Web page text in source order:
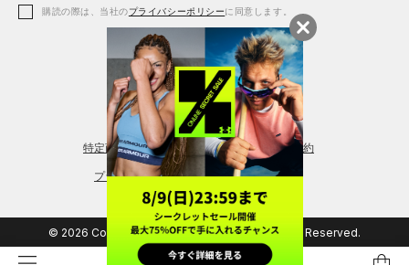
アクセサリー
レギンス＆タイツ
シューズ
購読の際は、当社のプライバシーポリシーに同意します。
特定商取引法に基づく通販の表記 会員規約
プライバシーポリシー
© 2026 Copyright DOME Corporation. All Rights Reserved.